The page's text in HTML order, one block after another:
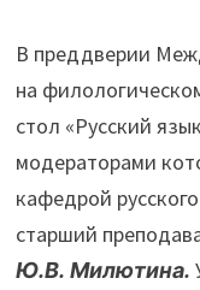
В преддверии
на
стол «Русский
модераторами
кафедрой
старший
Ю.В. Милютина.